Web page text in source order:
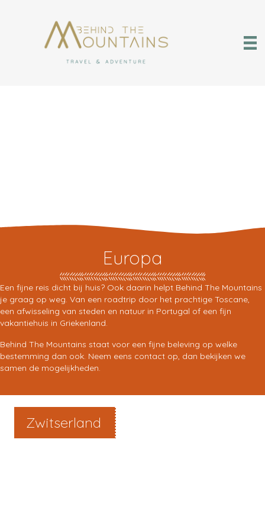
Europa
Een fijne reis dicht bij huis? Ook daarin helpt Behind The Mountains
je graag op weg. Van een roadtrip door het prachtige Toscane,
een afwisseling van steden en natuur in Portugal of een fijn
vakantiehuis in Griekenland.
Behind The Mountains staat voor een fijne beleving op welke
bestemming dan ook. Neem eens contact op, dan bekijken we
samen de mogelijkheden.
Zwitserland